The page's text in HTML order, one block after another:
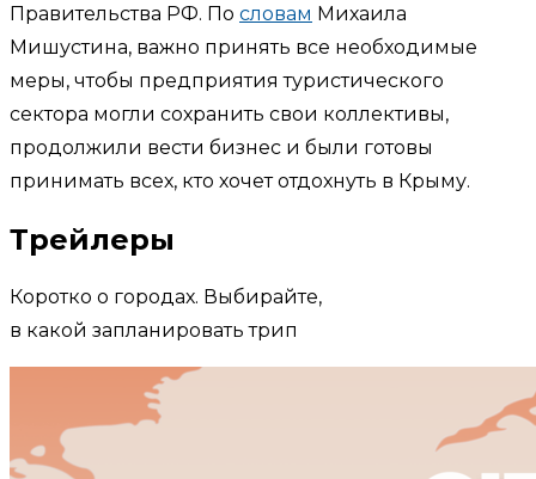
Правительства РФ. По словам Михаила
Мишустина, важно принять все необходимые
меры, чтобы предприятия туристического
сектора могли сохранить свои коллективы,
продолжили вести бизнес и были готовы
принимать всех, кто хочет отдохнуть в Крыму.
Трейлеры
Коротко о городах. Выбирайте,
в какой запланировать трип